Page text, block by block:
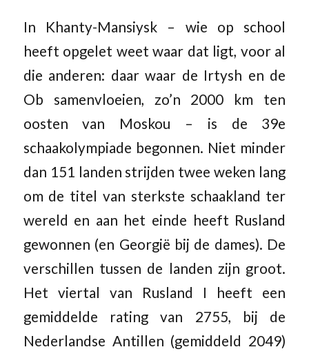
In Khanty-Mansiysk – wie op school
heeft opgelet weet waar dat ligt, voor al
die anderen: daar waar de Irtysh en de
Ob samenvloeien, zo’n 2000 km ten
oosten van Moskou – is de 39e
schaakolympiade begonnen. Niet minder
dan 151 landen strijden twee weken lang
om de titel van sterkste schaakland ter
wereld en aan het einde heeft Rusland
gewonnen (en Georgië bij de dames). De
verschillen tussen de landen zijn groot.
Het viertal van Rusland I heeft een
gemiddelde rating van 2755, bij de
Nederlandse Antillen (gemiddeld 2049)